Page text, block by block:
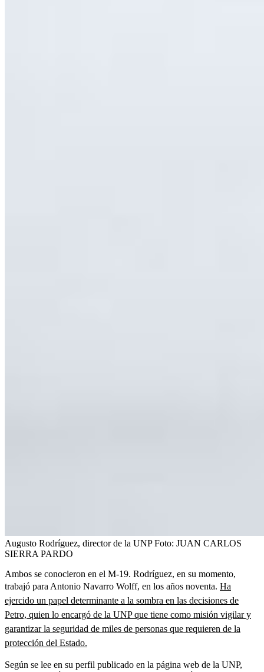
Augusto Rodríguez, director de la UNPFoto: JUAN CARLOS
SIERRA PARDO
Ambos se conocieron en el M-19. Rodríguez, en su momento,
trabajó para Antonio Navarro Wolff, en los años noventa. Ha
ejercido un papel determinante a la sombra en las decisiones de
Petro, quien lo encargó de la UNP que tiene como misión vigilar y
garantizar la seguridad de miles de personas que requieren de la
protección del Estado.
Según se lee en su perfil publicado en la página web de la UNP,